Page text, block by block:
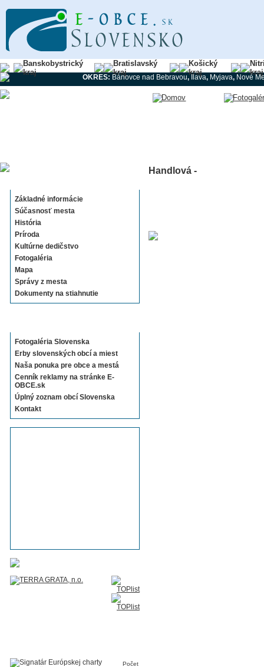
Banskobystrický
kraj
Bratislavský
kraj
Košický
kraj
kraj
OKRES: Bánovce nad Bebravou, Ilava, Myjava, Nové
Základné informácie
Súčasnosť mesta
História
Príroda
Kultúrne dedičstvo
Fotogaléria
Mapa
Správy z mesta
Dokumenty na stiahnutie
Fotogaléria Slovenska
Erby slovenských obcí a miest
Naša ponuka pre obce a mestá
Cenník reklamy na stránke E-
OBCE.sk
Úplný zoznam obcí Slovenska
Kontakt
Počet
Handlová -